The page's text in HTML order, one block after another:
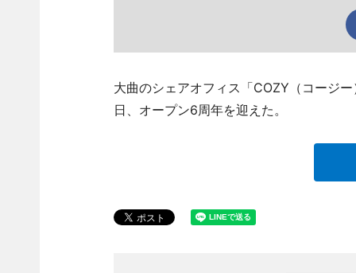
大曲のシェアオフィス「COZY（コージ
日、オープン6周年を迎えた。